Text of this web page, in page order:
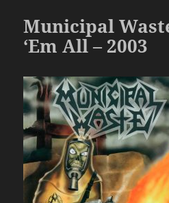
Municipal
‘Em All – 2003